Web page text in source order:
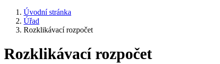
Úvodní stránka
Úřad
Rozklikávací rozpočet
Rozklikávací rozpočet